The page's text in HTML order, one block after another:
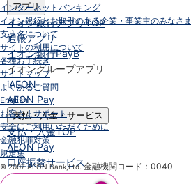
アプリ
イオン銀行アプリTOP
通帳アプリ
イオン銀行PayB
イオングループアプリ
iAEON
AEON Pay
支払・入金・サービス
支払・入金TOP
AEON Pay
口座振替サービス
自動入金サービス
インターネットバンキング
イオン銀行とお取引のある企業・事業主のみなさま
支店名について
サイトの利用について
各種お手続き
サイトマップ
よくあるご質問
English
お客さまサポート
安全にご利用いただくために
金融犯罪対策
規定集
© 2007 AEON Bank,Ltd. 金融機関コード：0040